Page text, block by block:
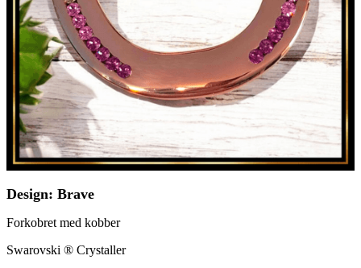
Design: Brave
Forkobret med kobber
Swarovski ® Crystaller